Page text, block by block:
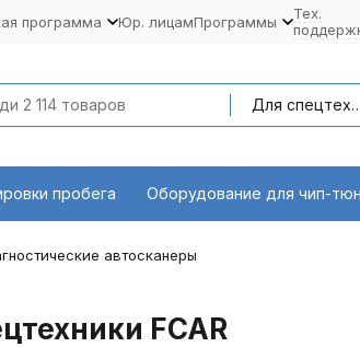
программа Юр. лицамПрограммы
Тех.
Для
пробега Оборудование для чип-
автосканеры
FCAR